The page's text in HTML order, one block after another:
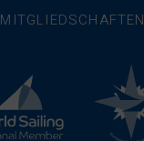
MITGLIEDSCHAFTEN